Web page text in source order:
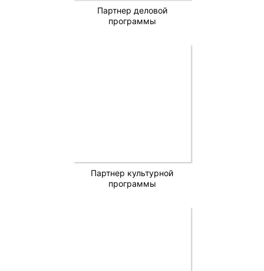
Партнер деловой
программы
Партнер культурной
программы